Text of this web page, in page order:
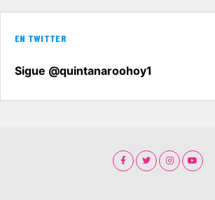
EN TWITTER
Sigue @quintanaroohoy1